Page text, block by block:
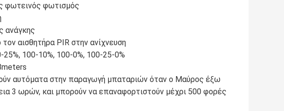
φωτεινός φωτισμός
ανάγκης
αισθητήρα PIR στην ανίχνευση
100-10%, 100-0%, 100-25-0%
αυτόματα στην παραγωγή μπαταριών όταν ο Μαύρος έξω
3 ωρών, και μπορούν να επαναφορτιστούν μέχρι 500 φορές